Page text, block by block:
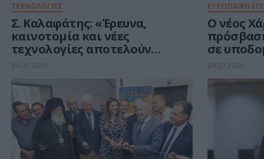
ΤΕΧΝΟΛΟΓΙΕΣ
Σ. Καλαφάτης: «Έρευνα,
καινοτομία και νέες
τεχνολογίες αποτελούν
βασικούς πυλώνες της
σύγχρονης ανάπτυξης»
29.07.2026
ΕΥΡΩΠΑΪΚΗ
Ο νέος
σε
Ευρώπη
29.07.2026